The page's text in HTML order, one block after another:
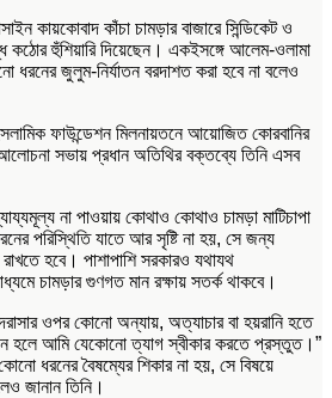
কায়কোবাদ কাঁচা চামড়ার বাজারে সিন্ডিকেট ও
কঠোর হুঁশিয়ারি দিয়েছেন। একইসঙ্গে আলেম-ওলামা
ধরনের জুলুম-নির্যাতন বরদাশত করা হবে না বলেও
ফাউন্ডেশন মিলনায়তনে আয়োজিত কোরবানির
সভায় প্রধান অতিথির বক্তব্যে তিনি এসব
না পাওয়ায় কোথাও কোথাও চামড়া মাটিচাপা
পরিস্থিতি যাতে আর সৃষ্টি না হয়, সে জন্য
হবে। পাশাপাশি সরকারও যথাযথ
চামড়ার গুণগত মান রক্ষায় সতর্ক থাকবে।
ওপর কোনো অন্যায়, অত্যাচার বা হয়রানি হতে
হলে আমি যেকোনো ত্যাগ স্বীকার করতে প্রস্তুত।”
ধরনের বৈষম্যের শিকার না হয়, সে বিষয়ে
জানান তিনি।